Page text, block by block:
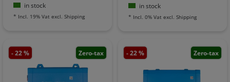
in stock
* Incl. 19% Vat excl. Shipping
in stock
* Incl. 0% Vat excl. Shipping
- 22 % Zero-tax - 22 % Zero-tax